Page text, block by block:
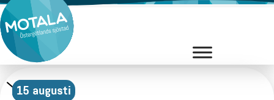
Hoppa
till
innehåll
8 augusti
9 augusti
15 augusti